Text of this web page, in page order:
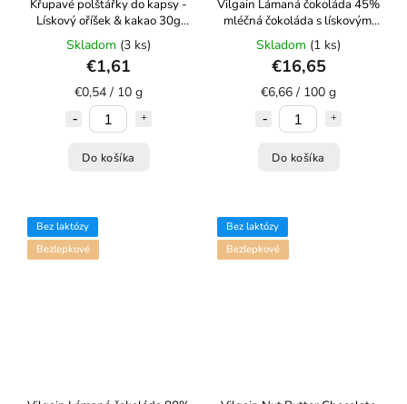
Křupavé polštářky do kapsy -
Lískový oříšek & kakao 30g
Mixit
Skladom (3 ks)
€1,61
€0,54 / 10 g
Do košíka
Vilgain Lámaná čokoláda 45%
mléčná čokoláda s lískovými
ořechy 250 g
Skladom (1 ks)
€16,65
€6,66 / 100 g
Do košíka
Bez laktózy
Bezlepkové
Bez laktózy
Bezlepkové